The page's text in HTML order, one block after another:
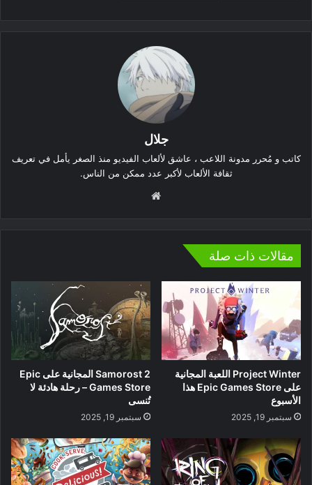
جلال
كاتب و مُحرر مدونة اللاعب ، عاشق لألعاب الفيديو منذ الصغر يأمل في تعريف
ثقافة الألعاب لأكبر عدد ممكن من الناس.
مقالات ذات صلة
Project Winter اللعبة المجانية
على Epic Games Store هذا
الأسبوع
سبتمبر 19, 2025
Samorost 2 المجانية على Epic
Games Store – رحلة هادئة لا
تُنسى
سبتمبر 19, 2025